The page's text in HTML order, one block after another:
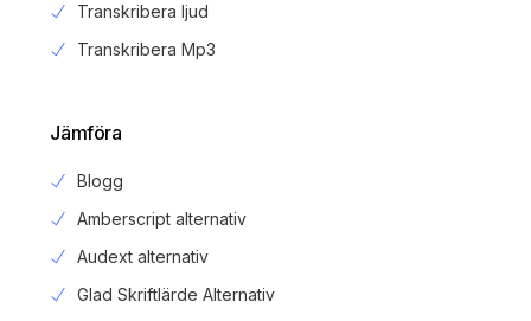
Transkribera ljud
Transkribera Mp3
Jämföra
Blogg
Amberscript alternativ
Audext alternativ
Glad Skriftlärde Alternativ